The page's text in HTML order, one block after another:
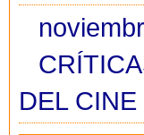
DEL CINE